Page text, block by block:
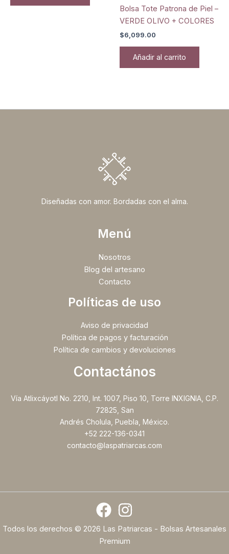
Bolsa Tote Patrona de Piel –
VERDE OLIVO + COLORES
$6,099.00
Añadir al carrito
Diseñadas con amor. Bordadas con el alma.
Menú
Nosotros
Blog del artesano
Contacto
Políticas de uso
Aviso de privacidad
Política de pagos y facturación
Política de cambios y devoluciones
Contactános
Vía Atlixcáyotl No. 2210, Int. 1007, Piso 10, Torre INXIGNIA, C.P.
72825, San
Andrés Cholula, Puebla, México.
+52 222-136-0341
contacto@laspatriarcas.com
Todos los derechos © 2026 Las Patriarcas - Bolsas Artesanales
Premium